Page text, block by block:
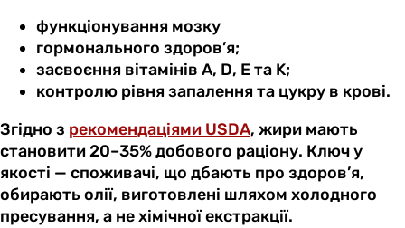
функціонування мозку
гормонального здоров’я;
засвоєння вітамінів A, D, E та K;
контролю рівня запалення та цукру в крові.
Згідно з рекомендаціями USDA, жири мають
становити 20–35% добового раціону. Ключ у
якості — споживачі, що дбають про здоров’я,
обирають олії, виготовлені шляхом холодного
пресування, а не хімічної екстракції.